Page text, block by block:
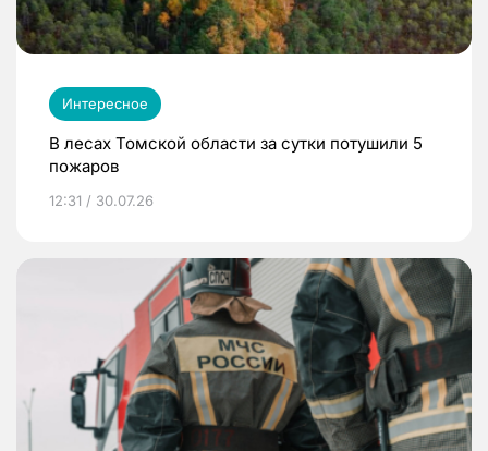
Интересное
В лесах Томской области за сутки потушили 5
пожаров
12:31 / 30.07.26